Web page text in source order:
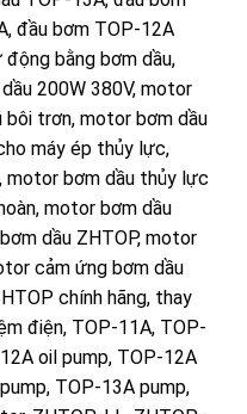
, đầu bơm TOP-12A
bằng bơm dầu,
200W 380V, motor
bôi trơn, motor bơm dầu
máy ép thủy lực,
, motor bơm dầu thủy lực
, motor bơm dầu
dầu ZHTOP, motor
cảm ứng bơm dầu
chính hãng, thay
điện, TOP-11A, TOP-
oil pump, TOP-12A
, TOP-13A pump,